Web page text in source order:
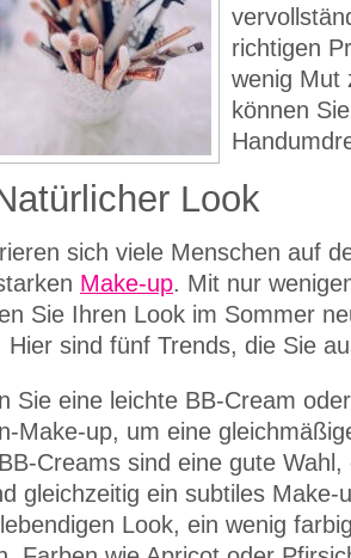
richtigen
wenig Mut
können
Look
sich viele Menschen auf
Make-up. Mit nur
Sie Ihren Look im Sommer
Hier sind fünf Trends, die Sie
Sie eine leichte BB-Cream
Make-up, um eine
Creams sind eine gute
gleichzeitig ein subtiles Make-
Look, ein wenig